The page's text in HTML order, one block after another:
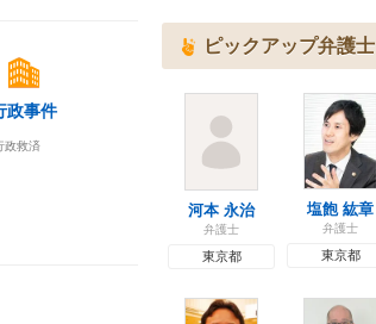
政事件
救済
ピックアップ弁護士
河本 永治
弁護士
東京都
塩飽 紘章
弁護士
東京都